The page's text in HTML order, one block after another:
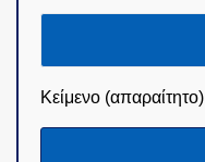
Κείμενο (απαραίτητο)